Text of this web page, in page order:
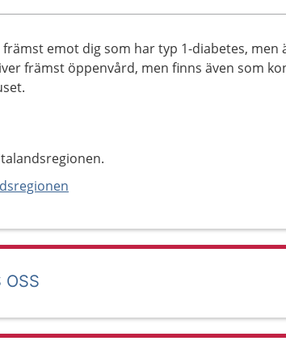
emot dig som har typ 1-diabetes, men
främst öppenvård, men finns även som
OSS